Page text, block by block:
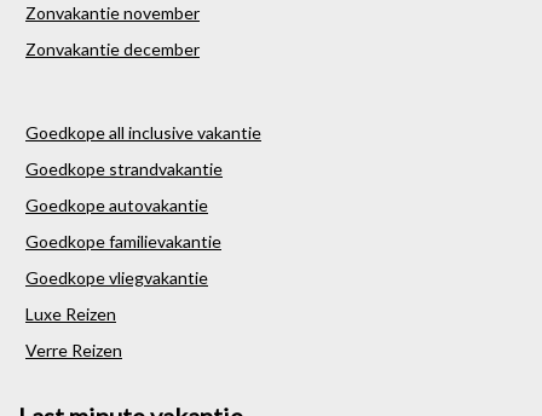
Zonvakantie november
Zonvakantie december
Goedkope all inclusive vakantie
Goedkope strandvakantie
Goedkope autovakantie
Goedkope familievakantie
Goedkope vliegvakantie
Luxe Reizen
Verre Reizen